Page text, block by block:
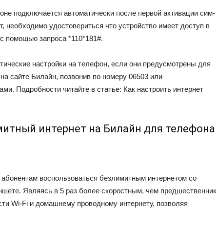
подключается автоматически после первой активации сим-
необходимо удостовериться что устройство имеет доступ в
с помощью запроса *110*181#.
настройки на телефон, если они предусмотрены для
сайте Билайн, позвонив по номеру 06503 или
Подробности читайте в статье: Как настроить интернет
интернет на Билайн для телефона
воспользоваться безлимитным интернетом со
Являясь в 5 раз более скоростным, чем предшественник
Wi-Fi и домашнему проводному интернету, позволяя